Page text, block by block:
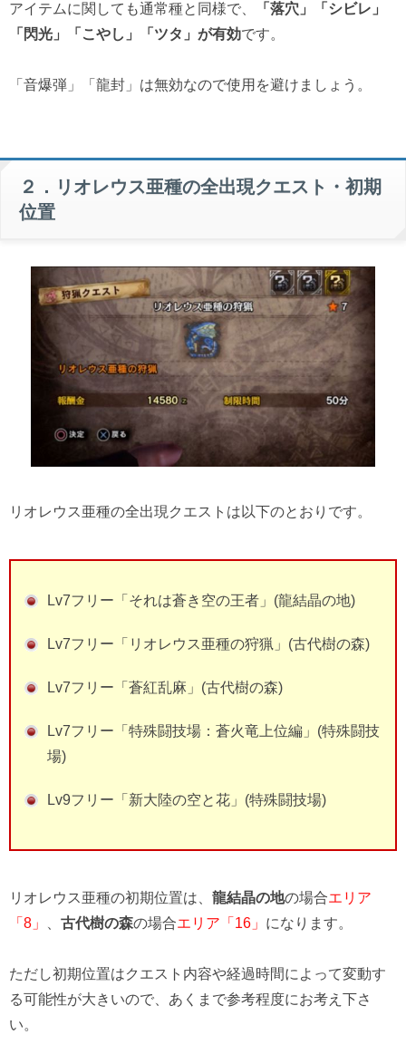
アイテムに関しても通常種と同様で、
「落穴」「シビレ」
「閃光」「こやし」「ツタ」が有効です。
「音爆弾」「龍封」は無効なので使用を避けましょう。
２．リオレウス亜種の全出現クエスト・初期
位置
リオレウス亜種の全出現クエストは以下のとおりです。
Lv7フリー「それは蒼き空の王者」(龍結晶の地)
Lv7フリー「リオレウス亜種の狩猟」(古代樹の森)
Lv7フリー「蒼紅乱麻」(古代樹の森)
Lv7フリー「特殊闘技場：蒼火竜上位編」(特殊闘技
場)
Lv9フリー「新大陸の空と花」(特殊闘技場)
リオレウス亜種の初期位置は、 龍結晶の地の場合エリア
「8」
古代樹の森の場合エリア「16」 になります。
ただし初期位置はクエスト内容や経過時間によって変動す
る可能性が大きいので、あくまで参考程度にお考え下さ
い。